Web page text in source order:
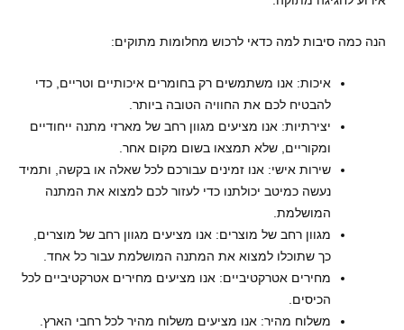
הנה כמה סיבות למה כדאי לרכוש מחלומות מתוקים:
איכות: אנו משתמשים רק בחומרים איכותיים וטריים, כדי
להבטיח לכם את החוויה הטובה ביותר.
יצירתיות: אנו מציעים מגוון רחב של מארזי מתנה ייחודיים
ומקוריים, שלא תמצאו בשום מקום אחר.
שירות אישי: אנו זמינים עבורכם לכל שאלה או בקשה, ותמיד
נעשה כמיטב יכולתנו כדי לעזור לכם למצוא את המתנה
המושלמת.
מגוון רחב של מוצרים: אנו מציעים מגוון רחב של מוצרים,
כך שתוכלו למצוא את המתנה המושלמת עבור כל אחד.
מחירים אטרקטיביים: אנו מציעים מחירים אטרקטיביים לכל
הכיסים.
משלוח מהיר: אנו מציעים משלוח מהיר לכל רחבי הארץ.